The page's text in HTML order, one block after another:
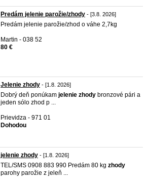
Predám jelenie parožie/zhody - [3.8. 2026]
Predám jelenie parožie/zhod o váhe 2,7kg
Martin - 038 52
80 €
Jelenie zhody - [1.8. 2026]
Dobrý deň ponúkam jelenie zhody bronzové pári a
jeden sólo zhod p ...
Prievidza - 971 01
Dohodou
jelenie zhody - [1.8. 2026]
TEL/SMS 0908 883 990 Predám 80 kg zhody
parohy parožie z jeleň ...